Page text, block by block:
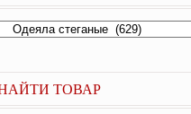
ТОВАР